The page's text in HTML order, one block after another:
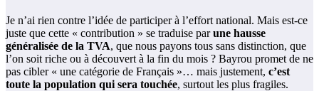
Je n’ai rien contre l’idée de participer à l’effort national. Mais est-ce
juste que cette « contribution » se traduise parune hausse
généralisée de la TVA, que nous payons tous sans distinction, que
l’on soit riche ou à découvert à la fin du mois ? Bayrou promet de ne
pas cibler « une catégorie de Français »… mais justement, c’est
toute la population qui sera touchée, surtout les plus fragiles.